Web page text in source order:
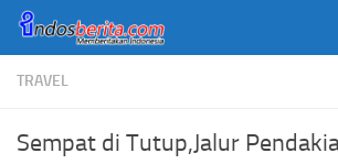
Skip to content
TRAVEL
Sempat di Tutup,Jalur